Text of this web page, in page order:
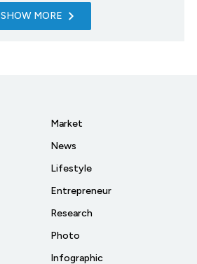
SHOW MORE
Market
News
Lifestyle
Entrepreneur
Research
Photo
Infographic